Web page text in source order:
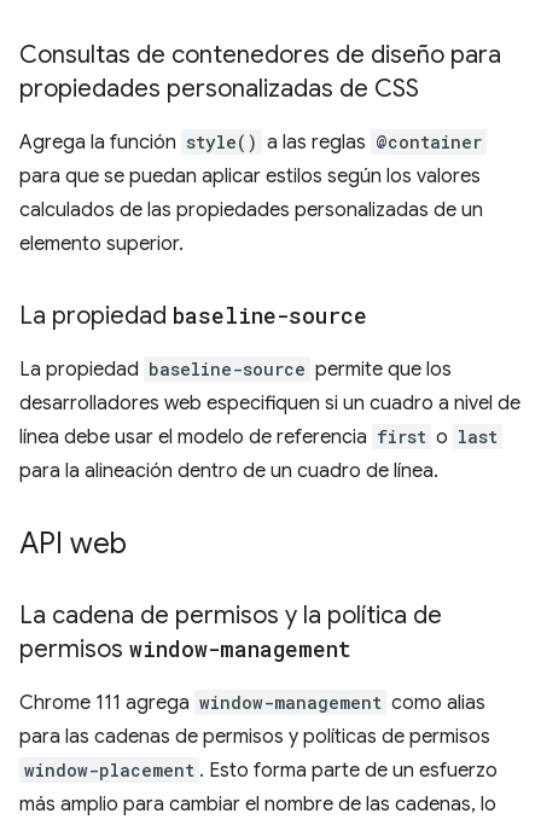
Consultas de contenedores de diseño para
propiedades personalizadas de CSS
Agrega la función style() a las reglas @container
para que se puedan aplicar estilos según los valores
calculados de las propiedades personalizadas de un
elemento superior.
La propiedad baseline-source
La propiedad baseline-source permite que los
desarrolladores web especifiquen si un cuadro a nivel de
línea debe usar el modelo de referencia first o last
para la alineación dentro de un cuadro de línea.
API web
La cadena de permisos y la política de
permisos window-management
Chrome 111 agrega window-management como alias
para las cadenas de permisos y políticas de permisos
window-placement . Esto forma parte de un esfuerzo
más amplio para cambiar el nombre de las cadenas, lo